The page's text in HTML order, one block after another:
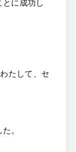
たして、セ
。